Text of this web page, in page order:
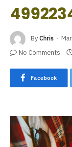
By Chris
No Comments
Facebook